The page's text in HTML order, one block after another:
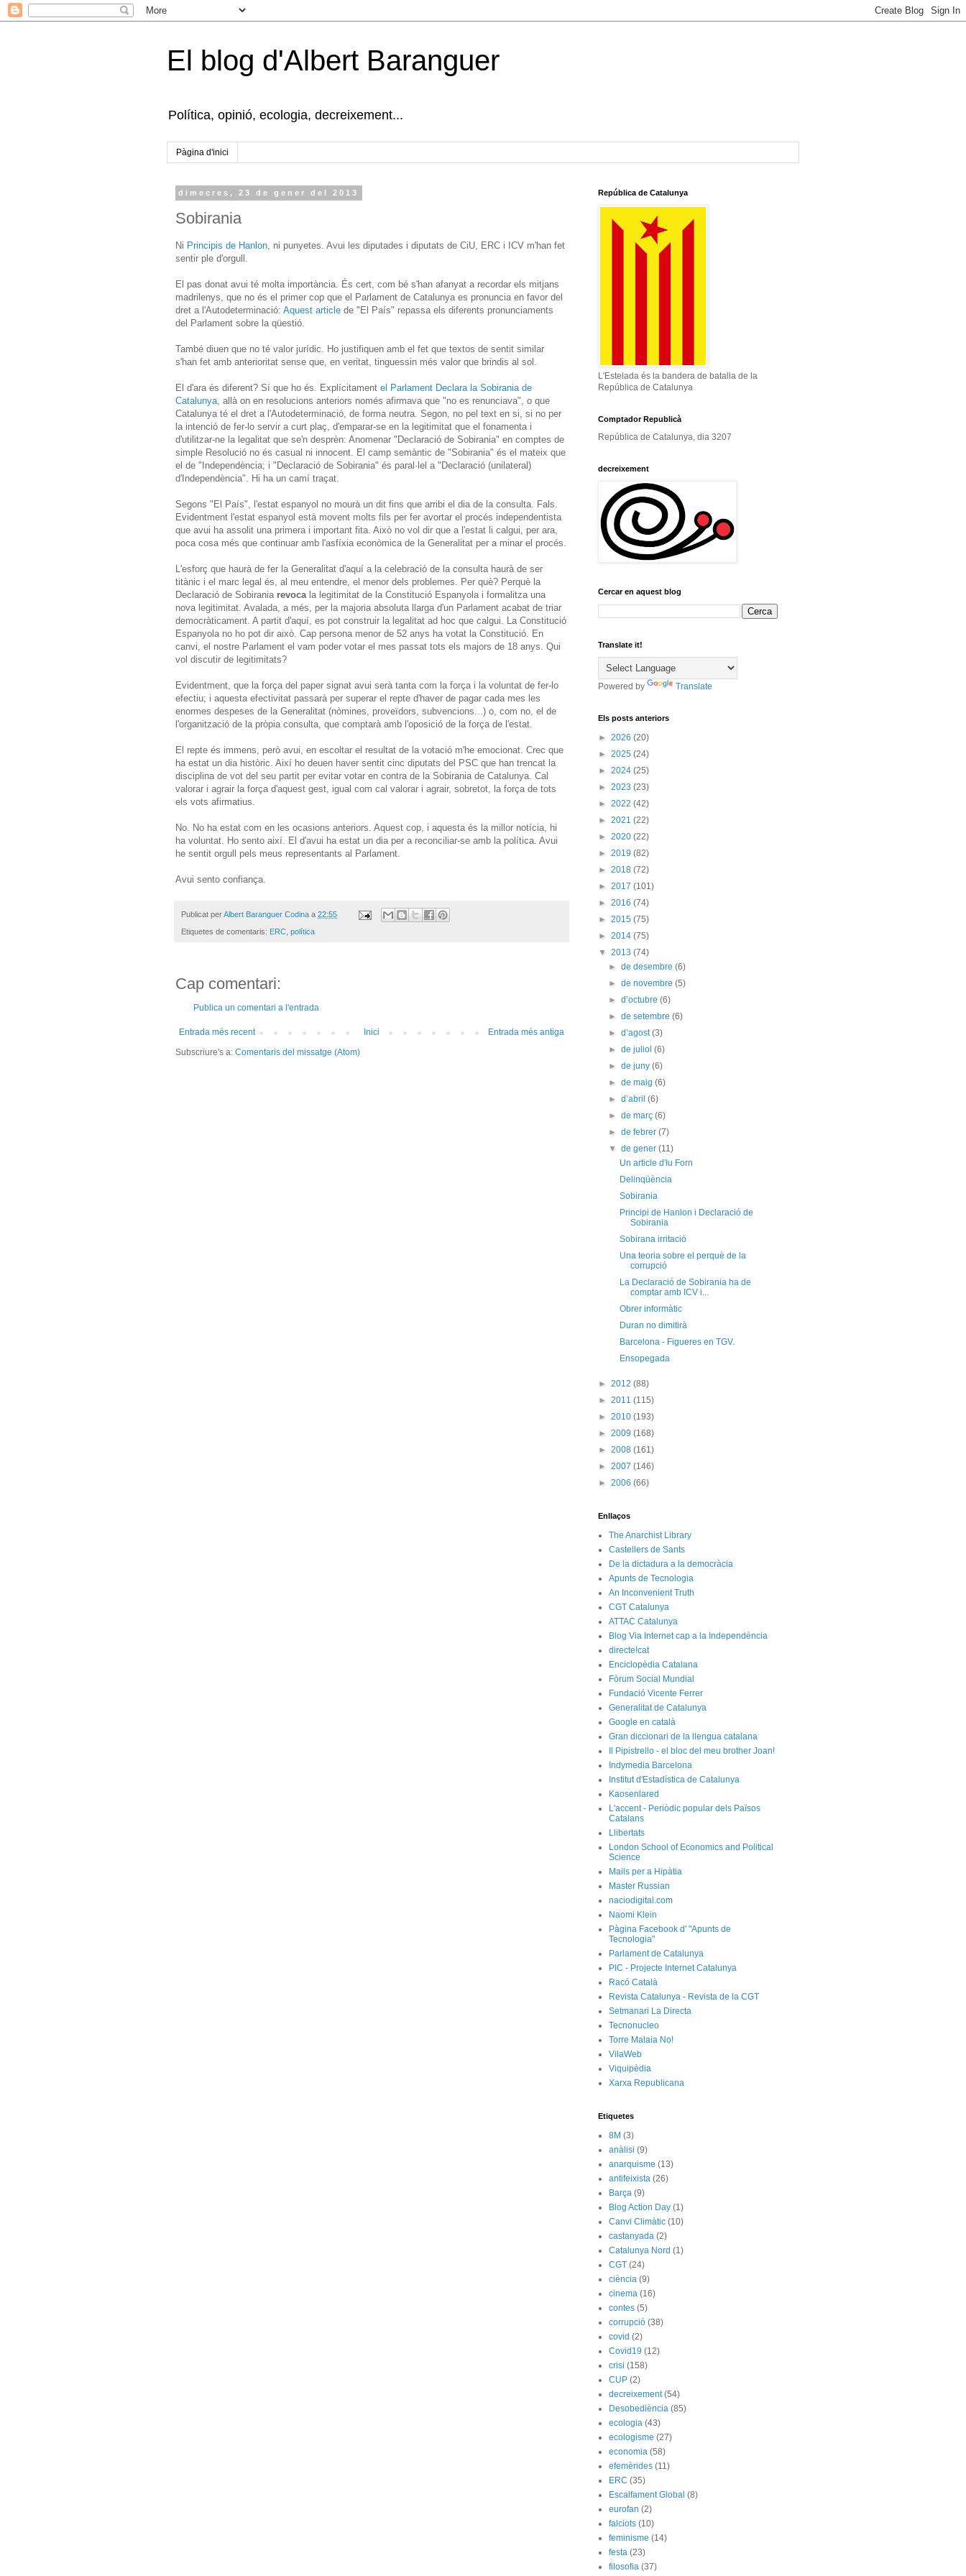
El blog d'Albert Baranguer
Política, opinió, ecologia, decreixement...
Pàgina d'inici
dimecres, 23 de gener del 2013
Sobirania
Ni Principis de Hanlon, ni punyetes. Avui les diputades i diputats de CiU, ERC i ICV m'han fet
sentir ple d'orgull.
El pas donat avui té molta importància. És cert, com bé s'han afanyat a recordar els mitjans
madrilenys, que no és el primer cop que el Parlament de Catalunya es pronuncia en favor del
dret a l'Autodeterminació: Aquest article de "El País" repassa els diferents pronunciaments
del Parlament sobre la qüestió.
També diuen que no té valor jurídic. Ho justifiquen amb el fet que textos de sentit similar
s'han fet amb anterioritat sense que, en veritat, tinguessin més valor que brindis al sol.
El d'ara és diferent? Sí que ho és. Explícitament el Parlament Declara la Sobirania de
Catalunya, allà on en resolucions anteriors només afirmava que "no es renunciava", o que
Catalunya té el dret a l'Autodeterminació, de forma neutra. Segon, no pel text en si, si no per
la intenció de fer-lo servir a curt plaç, d'emparar-se en la legitimitat que el fonamenta i
d'utilitzar-ne la legalitat que se'n desprèn: Anomenar "Declaració de Sobirania" en comptes de
simple Resolució no és casual ni innocent. El camp semàntic de "Sobirania" és el mateix que
el de "Independència; i "Declaració de Sobirania" és paral·lel a "Declaració (unilateral)
d'Independència". Hi ha un camí traçat.
Segons "El País", l'estat espanyol no mourà un dit fins que arribi el dia de la consulta. Fals.
Evidentment l'estat espanyol està movent molts fils per fer avortar el procés independentista
que avui ha assolit una primera i important fita. Això no vol dir que a l'estat li calgui, per ara,
poca cosa més que continuar amb l'asfíxia econòmica de la Generalitat per a minar el procés.
L'esforç que haurà de fer la Generalitat d'aquí a la celebració de la consulta haurà de ser
titànic i el marc legal és, al meu entendre, el menor dels problemes. Per què? Perquè la
Declaració de Sobirania revocala legitimitat de la Constitució Espanyola i formalitza una
nova legitimitat. Avalada, a més, per la majoria absoluta llarga d'un Parlament acabat de triar
democràticament. A partit d'aquí, es pot construir la legalitat ad hoc que calgui. La Constitució
Espanyola no ho pot dir això. Cap persona menor de 52 anys ha votat la Constitució. En
canvi, el nostre Parlament el vam poder votar el mes passat tots els majors de 18 anys. Qui
vol discutir de legitimitats?
Evidentment, que la força del paper signat avui serà tanta com la força i la voluntat de fer-lo
efectiu; i aquesta efectivitat passarà per superar el repte d'haver de pagar cada mes les
enormes despeses de la Generalitat (nòmines, proveïdors, subvencions...) o, com no, el de
l'organització de la pròpia consulta, que comptarà amb l'oposició de la força de l'estat.
El repte és immens, però avui, en escoltar el resultat de la votació m'he emocionat. Crec que
ha estat un dia històric. Així ho deuen haver sentit cinc diputats del PSC que han trencat la
disciplina de vot del seu partit per evitar votar en contra de la Sobirania de Catalunya. Cal
valorar i agrair la força d'aquest gest, igual com cal valorar i agrair, sobretot, la força de tots
els vots afirmatius.
No. No ha estat com en les ocasions anteriors. Aquest cop, i aquesta és la millor notícia, hi
ha voluntat. Ho sento així. El d'avui ha estat un dia per a reconciliar-se amb la política. Avui
he sentit orgull pels meus representants al Parlament.
Avui sento confiança.
Publicat perAlbert Baranguer Codina a 22:55
Etiquetes de comentaris: ERC, política
Cap comentari:
Publica un comentari a l'entrada
Entrada més recent Entrada més antiga
Inici
Subscriure's a: Comentaris del missatge (Atom)
República de Catalunya
L'Estelada és la bandera de batalla de la
República de Catalunya
Comptador Republicà
República de Catalunya, dia 3207
decreixement
Cercar en aquest blog
Translate it!
Powered by Translate
Els posts anteriors
► 2026 (20)
► 2025 (24)
► 2024 (25)
► 2023 (23)
► 2022 (42)
► 2021 (22)
► 2020 (22)
► 2019 (82)
► 2018 (72)
► 2017 (101)
► 2016 (74)
► 2015 (75)
► 2014 (75)
▼ 2013 (74)
►de desembre(6)
►de novembre(5)
►d’octubre(6)
►de setembre(6)
►d’agost(3)
►de juliol(6)
►de juny(6)
►de maig(6)
►d’abril(6)
►de març(6)
►de febrer(7)
▼de gener(11)
Un article d'Iu Forn
Delinqüència
Sobirania
Principi de Hanlon i Declaració de
Sobirania
Sobirana irritació
Una teoria sobre el perquè de la
corrupció
La Declaració de Sobirania ha de
comptar amb ICV i...
Obrer informàtic
Duran no dimitirà
Barcelona - Figueres en TGV.
Ensopegada
► 2012 (88)
► 2011 (115)
► 2010 (193)
► 2009 (168)
► 2008 (161)
► 2007 (146)
► 2006 (66)
Enllaços
The Anarchist Library
Castellers de Sants
De la dictadura a la democràcia
Apunts de Tecnologia
An Inconvenient Truth
CGT Catalunya
ATTAC Catalunya
Blog Via Internet cap a la Independència
directe!cat
Enciclopèdia Catalana
Fòrum Social Mundial
Fundació Vicente Ferrer
Generalitat de Catalunya
Google en català
Gran diccionari de la llengua catalana
Il Pipistrello - el bloc del meu brother Joan!
Indymedia Barcelona
Institut d'Estadística de Catalunya
Kaosenlared
L'accent - Periòdic popular dels Països
Catalans
Llibertats
London School of Economics and Political
Science
Mails per a Hipàtia
Master Russian
naciodigital.com
Naomi Klein
Pàgina Facebook d' "Apunts de
Tecnologia"
Parlament de Catalunya
PIC - Projecte Internet Catalunya
Racó Català
Revista Catalunya - Revista de la CGT
Setmanari La Directa
Tecnonucleo
Torre Malaia No!
VilaWeb
Viquipèdia
Xarxa Republicana
Etiquetes
8M (3)
anàlisi (9)
anarquisme (13)
antifeixista (26)
Barça (9)
Blog Action Day (1)
Canvi Climàtic (10)
castanyada (2)
Catalunya Nord (1)
CGT (24)
ciència (9)
cinema (16)
contes (5)
corrupció (38)
covid (2)
Covid19 (12)
crisi (158)
CUP (2)
decreixement (54)
Desobediència (85)
ecologia (43)
ecologisme (27)
economia (58)
efemèrides (11)
ERC (35)
Escalfament Global (8)
eurofan (2)
falciots (10)
feminisme (14)
festa (23)
filosofia (37)